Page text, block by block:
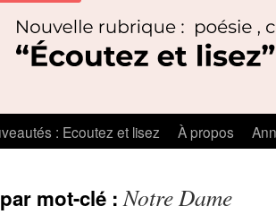
: Ecoutez et lisez À propos
mot-clé :Notre Dame